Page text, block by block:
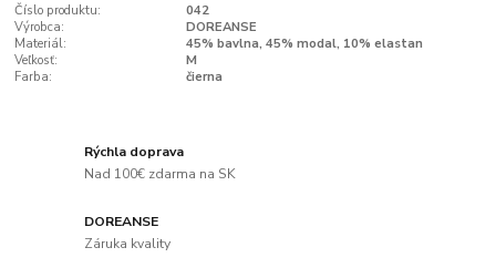
Číslo produktu:
042
Výrobca:
DOREANSE
Materiál:
45% bavlna, 45% modal, 10% elastan
Veľkosť:
M
Farba:
čierna
Rýchla doprava
Nad 100€ zdarma na SK
DOREANSE
Záruka kvality